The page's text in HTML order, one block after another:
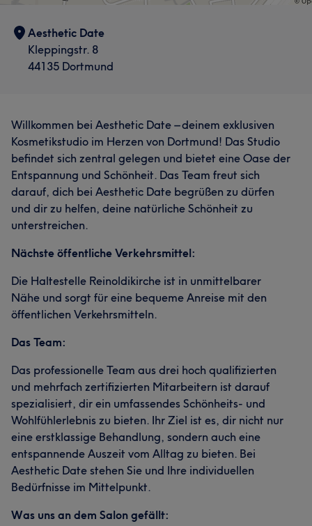
Blick. - Browlifting: Perfekte Form und Fülle für Ihre
Augenbrauen. - Permanent Make-up (PMU):
Langanhaltende Verschönerungen für Augenbrauen,
Ihnen nicht nur eine sichtbare Verbesserung Ihres
Aussehens zu bieten, sondern auch Ihr
Selbstbewusstsein zu stärken. Jeder Besuch bei mir soll
für Sie eine kleine Auszeit vom Alltag sein, in der Sie sich
rundum wohl und entspannt fühlen können. In meinem
Studio verwende ich nur hochwertige Produkte
namhafter Marken, die Ihre Haut und Ihr Wohlbefinden
optimal unterstützen. Diese Produkte wurden sorgfältig
Verträglichkeit zu gewährleisten. Mein Studio in
Dortmund bietet eine entspannte und freundliche
Atmosphäre, in der Sie sich vom ersten Moment an
einer warmen, einladenden Umgebung möchte ich
Ihnen ein besonderes Erlebnis bieten, das weit über eine
einfache Schönheitsbehandlung hinausgeht. Egal ob
jung oder alt, – bei aesthetic date sind alle willkommen,
die sich eine professionelle und liebevolle Behandlung
wünschen. Ich freue mich darauf, Sie bald persönlich bei
aesthetic date begrüßen zu dürfen!
Services
Gesicht Haarentfernung
Aesthetic Date
Kleppingstr. 8
44135 Dortmund
Willkommen bei Aesthetic Date – deinem exklusiven
Kosmetikstudio im Herzen von Dortmund! Das Studio
befindet sich zentral gelegen und bietet eine Oase der
Entspannung und Schönheit. Das Team freut sich
darauf, dich bei Aesthetic Date begrüßen zu dürfen
und dir zu helfen, deine natürliche Schönheit zu
unterstreichen.
Nächste öffentliche Verkehrsmittel:
Die Haltestelle Reinoldikirche ist in unmittelbarer
Nähe und sorgt für eine bequeme Anreise mit den
öffentlichen Verkehrsmitteln.
Das Team:
Das professionelle Team aus drei hoch qualifizierten
und mehrfach zertifizierten Mitarbeitern ist darauf
spezialisiert, dir ein umfassendes Schönheits- und
Wohlfühlerlebnis zu bieten. Ihr Ziel ist es, dir nicht nur
eine erstklassige Behandlung, sondern auch eine
entspannende Auszeit vom Alltag zu bieten. Bei
Aesthetic Date stehen Sie und Ihre individuellen
Bedürfnisse im Mittelpunkt.
Was uns an dem Salon gefällt: